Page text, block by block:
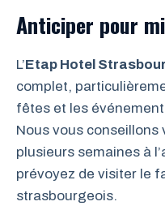
Anticiper pour
L’Etap Hotel
complet,
fêtes et les
Nous vous
plusieurs semaines à
prévoyez de visiter le
strasbourgeois.